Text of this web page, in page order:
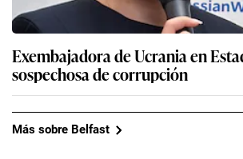
Exembajadora de Ucrania en
sospechosa de corrupción
Más sobre Belfast